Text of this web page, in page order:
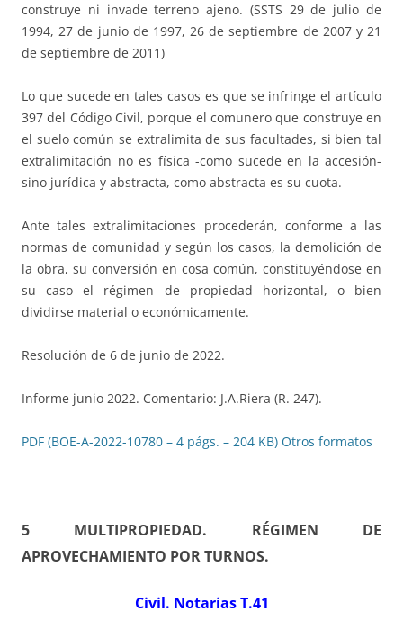
construye ni invade terreno ajeno. (SSTS 29 de julio de
1994, 27 de junio de 1997, 26 de septiembre de 2007 y 21
de septiembre de 2011)
Lo que sucede en tales casos es que se infringe el artículo
397 del Código Civil, porque el comunero que construye en
el suelo común se extralimita de sus facultades, si bien tal
extralimitación no es física -como sucede en la accesión-
sino jurídica y abstracta, como abstracta es su cuota.
Ante tales extralimitaciones procederán, conforme a las
normas de comunidad y según los casos, la demolición de
la obra, su conversión en cosa común, constituyéndose en
su caso el régimen de propiedad horizontal, o bien
dividirse material o económicamente.
Resolución de 6 de junio de 2022.
Informe junio 2022. Comentario: J.A.Riera (R. 247).
PDF (BOE-A-2022-10780 – 4 págs. – 204 KB) Otros formatos
5 MULTIPROPIEDAD. RÉGIMEN DE
APROVECHAMIENTO POR TURNOS.
Civil. Notarias T.41